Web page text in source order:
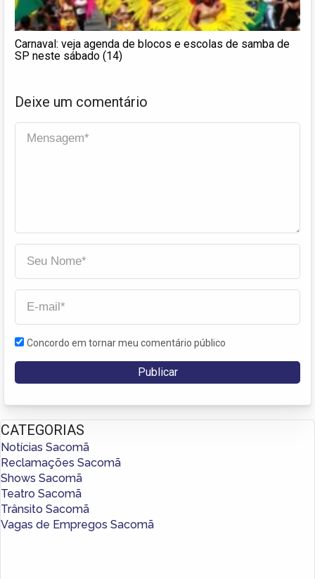
Carnaval: veja agenda de blocos e escolas de samba de
SP neste sábado (14)
Deixe um comentário
Concordo em tornar meu comentário público
CATEGORIAS
Notícias Sacomã
Reclamações Sacomã
Shows Sacomã
Teatro Sacomã
Trânsito Sacomã
Vagas de Empregos Sacomã